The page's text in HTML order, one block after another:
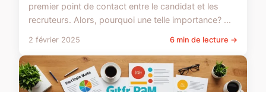
premier point de contact entre le candidat et les
recruteurs. Alors, pourquoi une telle importance? ...
2 février 2025 6 min de lecture →